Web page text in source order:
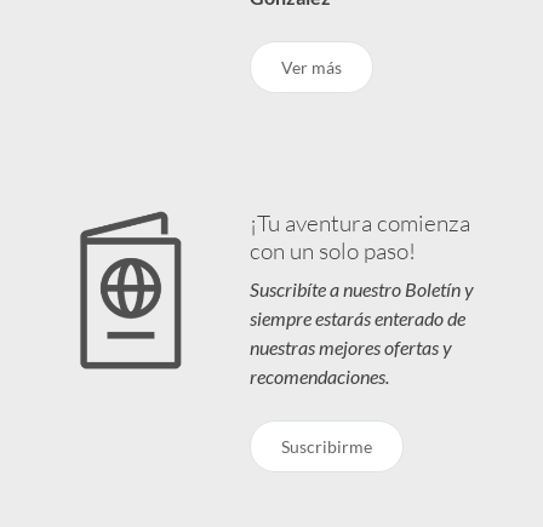
Ver más
¡Tu aventura comienza
con un solo paso!
Suscribíte a nuestro Boletín y
siempre estarás enterado de
nuestras mejores ofertas y
recomendaciones.
Suscribirme